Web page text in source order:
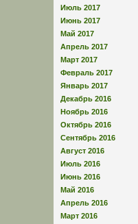
Июль 2017
Июнь 2017
Май 2017
Апрель 2017
Март 2017
Февраль 2017
Январь 2017
Декабрь 2016
Ноябрь 2016
Октябрь 2016
Сентябрь 2016
Август 2016
Июль 2016
Июнь 2016
Май 2016
Апрель 2016
Март 2016